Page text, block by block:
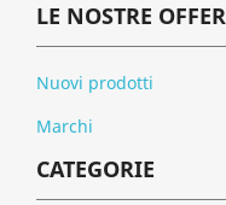
LE NOSTRE
Nuovi prodotti
Marchi
CATEGORIE